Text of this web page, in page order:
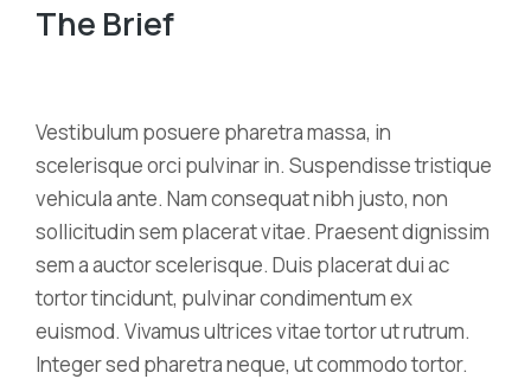
The Brief
Vestibulum posuere pharetra massa, in
scelerisque orci pulvinar in. Suspendisse tristique
vehicula ante. Nam consequat nibh justo, non
sollicitudin sem placerat vitae. Praesent dignissim
sem a auctor scelerisque. Duis placerat dui ac
tortor tincidunt, pulvinar condimentum ex
euismod. Vivamus ultrices vitae tortor ut rutrum.
Integer sed pharetra neque, ut commodo tortor.